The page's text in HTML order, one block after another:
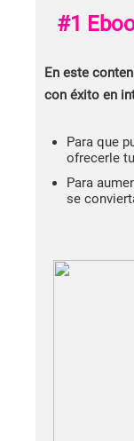
#1
En este
con éxito en
Para que
ofrecerle
Para
se